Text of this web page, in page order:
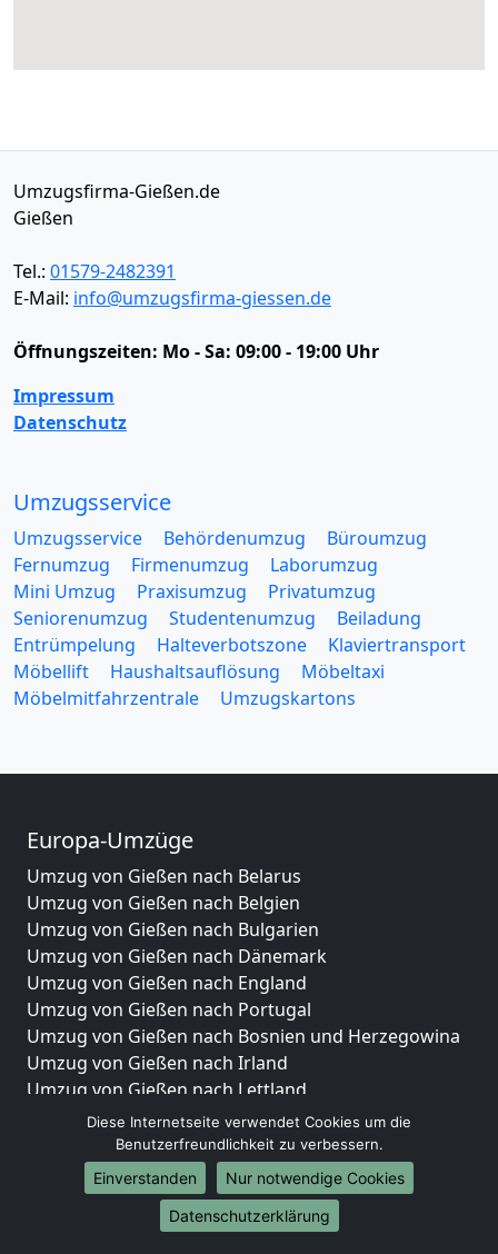
Umzugsfirma-Gießen.de
Gießen
Tel.: 01579-2482391
E-Mail: info@umzugsfirma-giessen.de
Öffnungszeiten: Mo - Sa: 09:00 - 19:00 Uhr
Impressum
Datenschutz
Umzugsservice
Umzugsservice Behördenumzug
Büroumzug
Fernumzug
Firmenumzug
Laborumzug
Mini Umzug
Praxisumzug
Privatumzug
Seniorenumzug
Studentenumzug
Beiladung
Entrümpelung
Halteverbotszone
Klaviertransport
Möbellift
Haushaltsauflösung
Möbeltaxi
Möbelmitfahrzentrale
Umzugskartons
Europa-Umzüge
Umzug von Gießen nach Belarus
Umzug von Gießen nach Belgien
Umzug von Gießen nach Bulgarien
Umzug von Gießen nach Dänemark
Umzug von Gießen nach England
Umzug von Gießen nach Portugal
Umzug von Gießen nach Bosnien und Herzegowina
Umzug von Gießen nach Irland
Umzug von Gießen nach Lettland
Umzug von Gießen nach Zypern
Umzug von Gießen nach Kroatien
Umzug von Gießen nach Estland
Umzug von Gießen nach Finnland
Umzug von Gießen nach Frankreich
Diese Internetseite verwendet Cookies um die
Benutzerfreundlichkeit zu verbessern.
Einverstanden
Nur notwendige Cookies
Datenschutzerklärung